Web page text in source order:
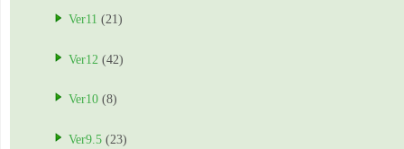
Ver11 (21)
Ver12 (42)
Ver10 (8)
Ver9.5 (23)